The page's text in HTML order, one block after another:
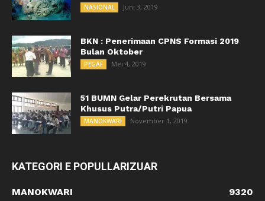
NASIONAL Juni 3, 2019
BKN : Penerimaan CPNS Formasi 2019
Bulan Oktober
PEGAF Mei 4, 2019
51 BUMN Gelar Perekrutan Bersama
Khusus Putra/Putri Papua
MANOKWARI November 1, 2019
KATEGORI E POPULLARIZUAR
MANOKWARI
9320